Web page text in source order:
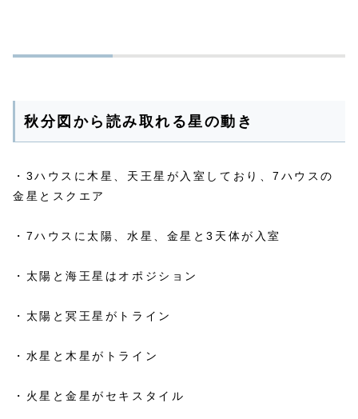
秋分図から読み取れる星の動き
・3ハウスに木星、天王星が入室しており、7ハウスの
金星とスクエア
・7ハウスに太陽、水星、金星と3天体が入室
・太陽と海王星はオポジション
・太陽と冥王星がトライン
・水星と木星がトライン
・火星と金星がセキスタイル